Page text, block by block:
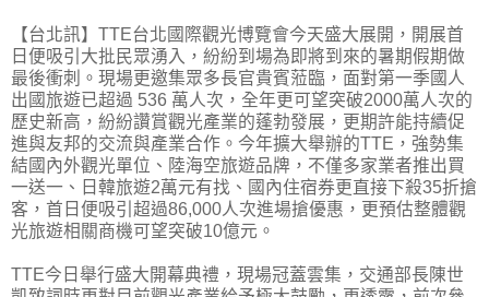
【台北訊】TTE台北國際觀光博覽會今天盛大展開，開展首
日便吸引大批民眾湧入，紛紛到場為即將到來的暑期假期做
最後衝刺。現場更邀集眾多長官貴賓蒞臨，面對第一季國人
出國旅遊已超過 536 萬人次，全年更可望突破2000萬人次的
歷史新高，紛紛讚賞觀光產業的蓬勃發展，更期許能持續促
進與友邦的交流與產業合作。今年擴大舉辦的TTE，強勢集
結國內外觀光單位、陸海空旅遊品牌，不僅多家業者推出買
一送一、日韓旅遊2萬元有找、國內住宿券更直接下殺35折搶
客，首日便吸引超過86,000人次進場搶優惠，更預估整體觀
光旅遊相關商機可望突破10億元。
TTE今日舉行盛大開幕典禮，現場冠蓋雲集，交通部長陳世